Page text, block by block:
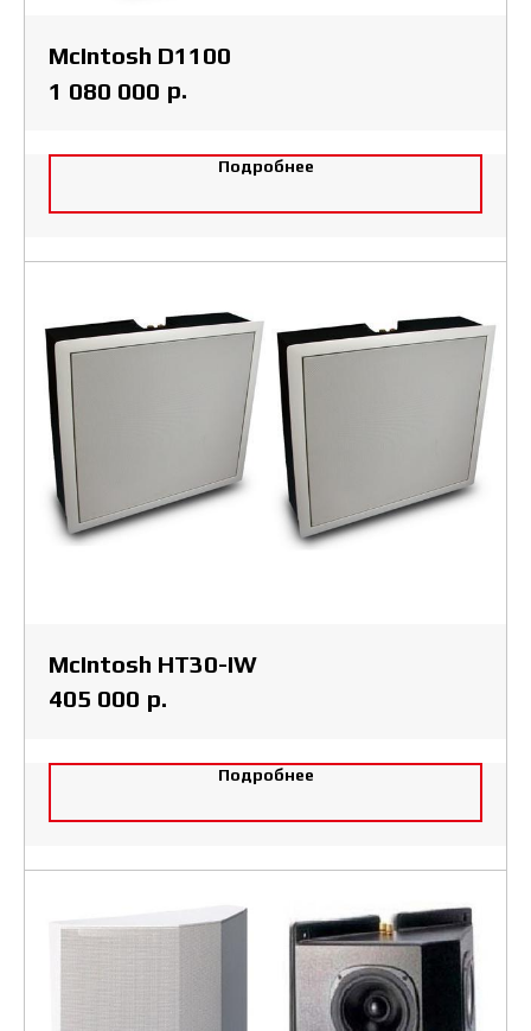
McIntosh D1100
1 080 000 р.
Подробнее
McIntosh HT30-IW
405 000 р.
Подробнее